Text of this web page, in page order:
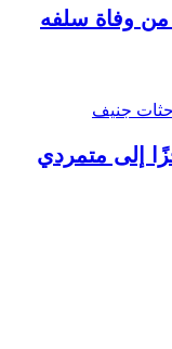
من وفاة سلفه
تسلّم 15 محتجزًا إلى متمردي